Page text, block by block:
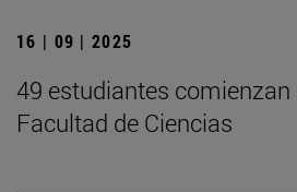
16 | 09 | 2025
49 estudiantes comienzan
Facultad de Ciencias